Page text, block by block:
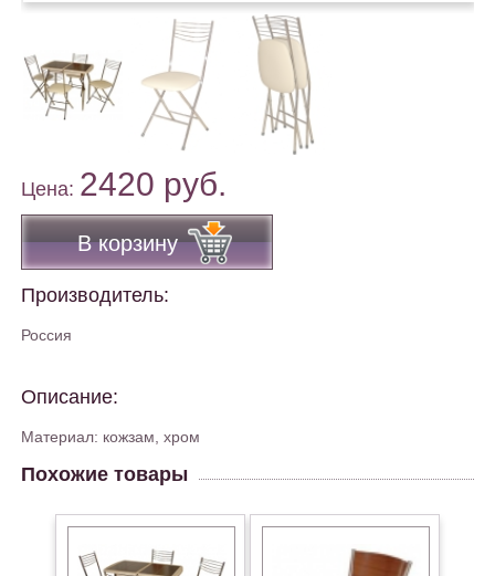
Цена: 2420 руб.
В корзину
Производитель:
Россия
Описание:
Материал: кожзам, хром
Похожие товары